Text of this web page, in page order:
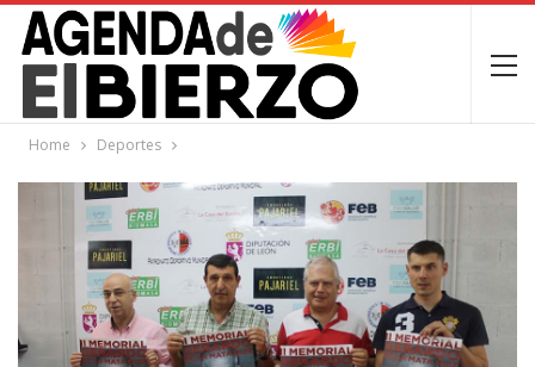
Home Deportes